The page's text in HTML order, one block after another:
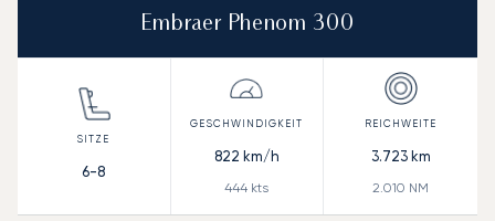
Embraer Phenom 300
6-8
822 km/h
444 kts
3.723km
2.010 NM